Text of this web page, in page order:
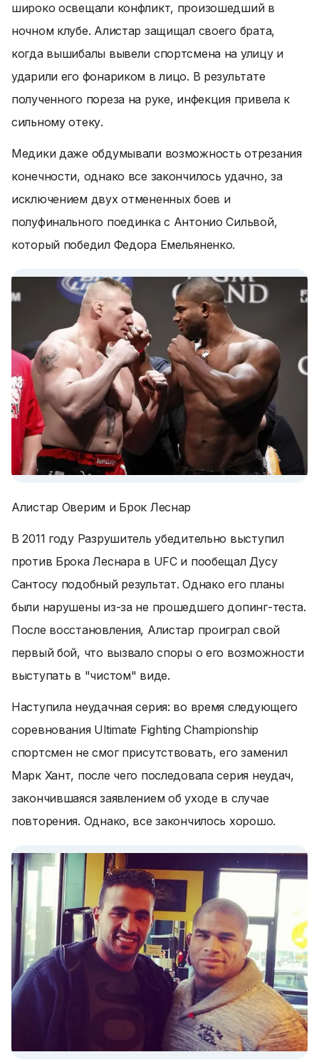
широко освещали конфликт, произошедший в
ночном клубе. Алистар защищал своего брата,
когда вышибалы вывели спортсмена на улицу и
ударили его фонариком в лицо. В результате
полученного пореза на руке, инфекция привела к
сильному отеку.
Медики даже обдумывали возможность отрезания
конечности, однако все закончилось удачно, за
исключением двух отмененных боев и
полуфинального поединка с Антонио Сильвой,
который победил Федора Емельяненко.
Алистар Оверим и Брок Леснар
В 2011 году Разрушитель убедительно выступил
против Брока Леснара в UFC и пообещал Дусу
Сантосу подобный результат. Однако его планы
были нарушены из-за не прошедшего допинг-теста.
После восстановления, Алистар проиграл свой
первый бой, что вызвало споры о его возможности
выступать в "чистом" виде.
Наступила неудачная серия: во время следующего
соревнования Ultimate Fighting Championship
спортсмен не смог присутствовать, его заменил
Марк Хант, после чего последовала серия неудач,
закончившаяся заявлением об уходе в случае
повторения. Однако, все закончилось хорошо.